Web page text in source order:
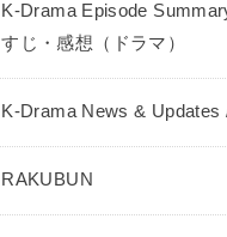
K-Drama Episode
すじ・感想（ドラマ）
K-Drama News & Updates
RAKUBUN